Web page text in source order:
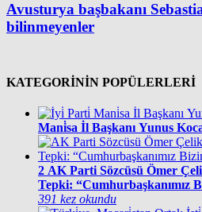
Avusturya başbakanı
bilinmeyenler
KATEGORİNİN POPÜLERLERİ
Mani̇sa İl Başkanı Yunus
2 AK Parti Sözcüsü Ömer
Tepki: “Cumhurbaşkanımız
391 kez okundu